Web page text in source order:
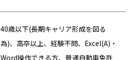
40歳以下(長期キャリア形成を図る
為)、高卒以上、経験不問、Excel(A)・
Word操作できる方、普通自動車免許